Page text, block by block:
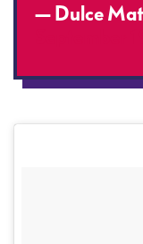
— Dulce